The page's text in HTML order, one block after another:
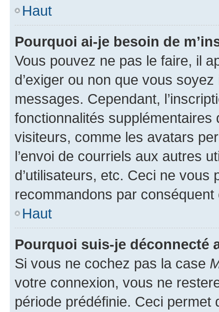
Haut
Pourquoi ai-je besoin de
Vous pouvez ne pas le faire, il
d’exiger ou non que vous
messages. Cependant,
fonctionnalités
visiteurs, comme les avatars
l’envoi de courriels aux autres
d’utilisateurs, etc. Ceci ne vous
recommandons par conséquent
Haut
Pourquoi suis-je déconnecté
Si vous ne cochez pas la case
votre connexion, vous ne
période prédéfinie. Ceci permet